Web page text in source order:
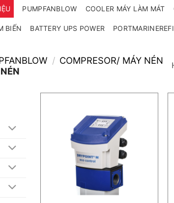
PUMPFANBLOW COOLER MÁY LÀM MÁT
BIẾN BATTERY UPS POWER
/ COMPRESOR/ MÁY NÉN